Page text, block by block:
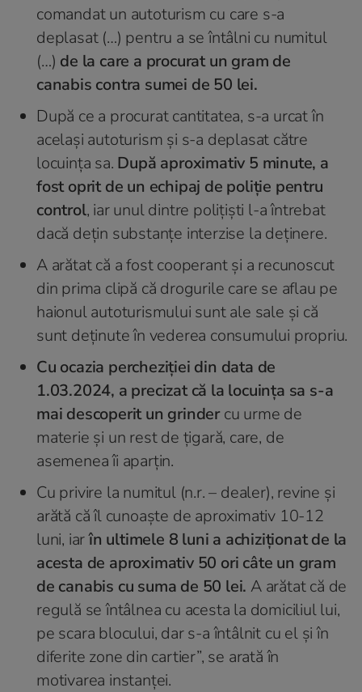
comandat un autoturism cu care s-a
deplasat (…) pentru a se întâlni cu numitul
(…) de la care a procurat un gram de
canabis contra sumei de 50 lei.
După ce a procurat cantitatea, s-a urcat în
același autoturism și s-a deplasat către
locuința sa. După aproximativ 5 minute, a
fost oprit de un echipaj de poliție pentru
control, iar unul dintre polițiști l-a întrebat
dacă dețin substanțe interzise la deținere.
A arătat că a fost cooperant și a recunoscut
din prima clipă că drogurile care se aflau pe
haionul autoturismului sunt ale sale și că
sunt deținute în vederea consumului propriu.
Cu ocazia percheziției din data de
1.03.2024, a precizat că la locuința sa s-a
mai descoperit un grindercu urme de
materie și un rest de țigară, care, de
asemenea îi aparțin.
Cu privire la numitul (n.r. – dealer), revine și
arătă că îl cunoaște de aproximativ 10-12
luni, iarîn ultimele 8 luni a achiziționat de la
acesta de aproximativ 50 ori câte un gram
de canabis cu suma de 50 lei. A arătat că de
regulă se întâlnea cu acesta la domiciliul lui,
pe scara blocului, dar s-a întâlnit cu el și în
diferite zone din cartier”, se arată în
motivarea instanței.